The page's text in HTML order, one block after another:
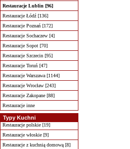
Restauracje Lublin [96]
Restauracje Łódź [136]
Restauracje Poznań [172]
Restauracje Sochaczew [4]
Restauracje Sopot [70]
Restauracje Szczecin [95]
Restauracje Toruń [47]
Restauracje Warszawa [1144]
Restauracje Wrocław [243]
Restauracje Zakopane [88]
Restauracje inne
Typy Kuchni
Restauracje polskie [19]
Restauracje włoskie [9]
Restauracje z kuchnią domową [8]